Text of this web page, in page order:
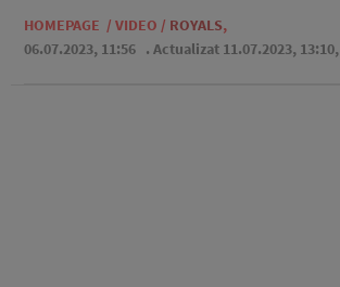
HOMEPAGE / VIDEO / ROYALS,
06.07.2023, 11:56 . Actualizat 11.07.2023, 13:10,